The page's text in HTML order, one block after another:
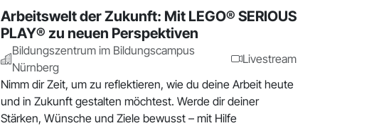
Arbeitswelt der Zukunft: Mit LEGO® SERIOUS
PLAY® zu neuen Perspektiven
Bildungszentrum im Bildungscampus
Nürnberg
Livestream
Nimm dir Zeit, um zu reflektieren, wie du deine Arbeit heute
und in Zukunft gestalten möchtest. Werde dir deiner
Stärken, Wünsche und Ziele bewusst – mit Hilfe